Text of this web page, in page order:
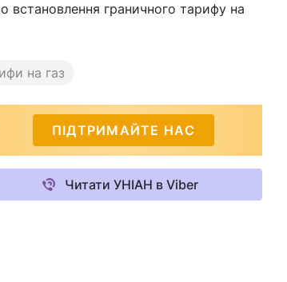
граничного тарифу на
на газ
ПІДТРИМАЙТЕ НАС
Читати УНІАН в Viber